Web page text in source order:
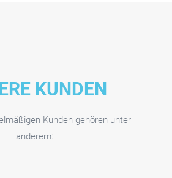
KUNDEN
Kunden gehören unter
anderem: